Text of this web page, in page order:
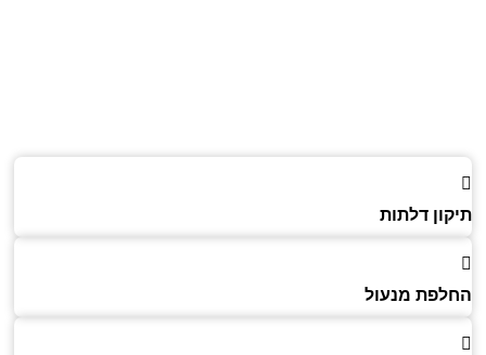
דלתות
מנעול